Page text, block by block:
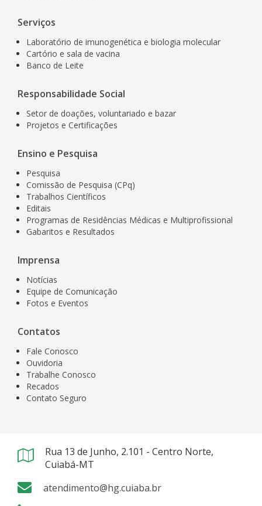
Serviços
Laboratório de imunogenética e biologia molecular
Cartório e sala de vacina
Banco de Leite
Responsabilidade Social
Setor de doações, voluntariado e bazar
Projetos e Certificações
Ensino e Pesquisa
Pesquisa
Comissão de Pesquisa (CPq)
Trabalhos Científicos
Editais
Programas de Residências Médicas e Multiprofissional
Gabaritos e Resultados
Imprensa
Notícias
Equipe de Comunicação
Fotos e Eventos
Contatos
Fale Conosco
Ouvidoria
Trabalhe Conosco
Recados
Contato Seguro
Rua 13 de Junho, 2.101 - Centro Norte,
Cuiabá-MT
atendimento@hg.cuiaba.br